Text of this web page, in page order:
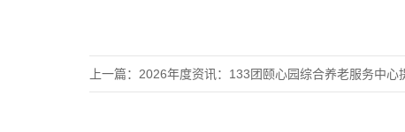
上一篇： 2026年度资讯：133团颐心园综合养老服务中心提升改造